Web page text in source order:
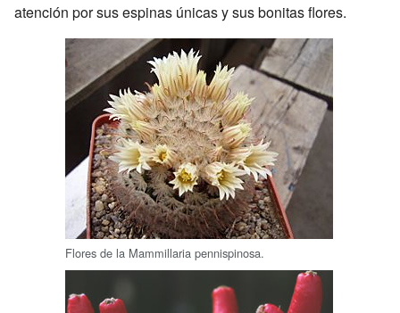
atención por sus espinas únicas y sus bonitas flores.
Flores de la Mammillaria pennispinosa.